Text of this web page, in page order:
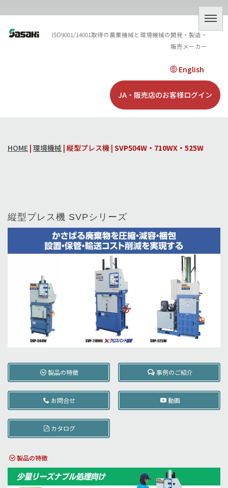
ISO9001/14001取得の農業機械と環境機械の開発・製造・
販売メーカー
English
JA・販売店のお客様ログイン
HOME | 環境機械 | 縦型プレス機 | SVP504W・710WX・525W
縦型プレス機 SVPシリーズ
製品の特徴 事例のご紹介
お問合せ 動画
カタログ
製品の特徴